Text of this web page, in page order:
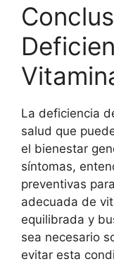
La deficiencia
salud que
el bienestar
síntomas,
preventivas
adecuada de
equilibrada y
sea necesario
evitar esta